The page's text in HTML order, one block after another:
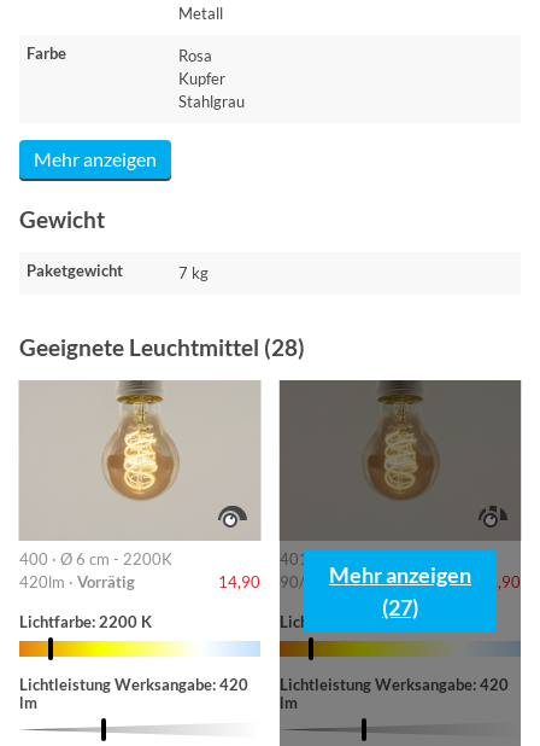
Metall
Farbe
Rosa
Kupfer
Stahlgrau
Mehr anzeigen
Gewicht
Paketgewicht 7 kg
Geeignete Leuchtmittel (28)
400 · Ø 6 cm - 2200K
420lm · Vorrätig 14,90
Lichtfarbe: 2200 K
Lichtleistung Werksangabe: 420
lm
401 · 6cm-2200K
90/220/420lm ·Vorrätig 14,90
Lichtfarbe: 2200 K
Lichtleistung Werksangabe: 420
lm
Mehr anzeigen
(27)